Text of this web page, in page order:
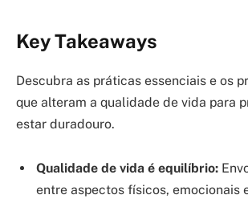
Key Takeaways
Descubra as práticas essenciais e os
que alteram a qualidade de vida para
estar duradouro.
Qualidade de vida é equilíbrio:
entre aspectos físicos, emocionais